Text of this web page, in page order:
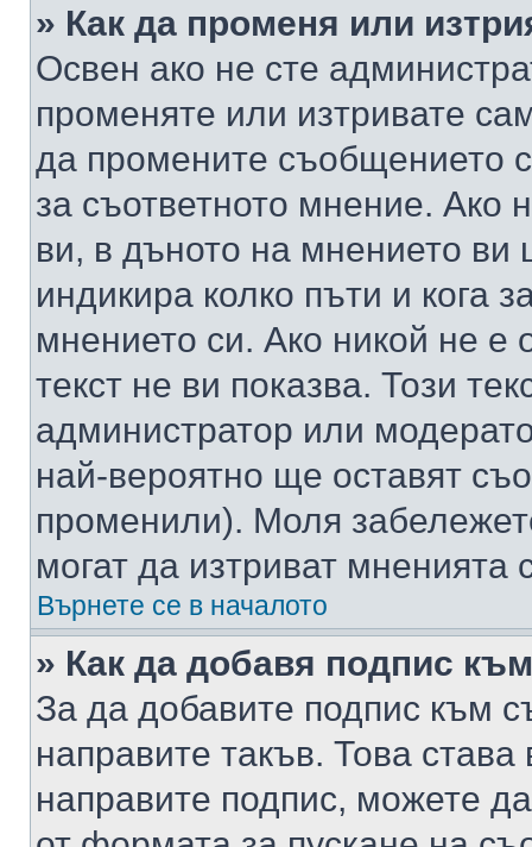
» Как да променя или
Освен ако не сте
променяте или изтривате
да промените съобщението
за съответното мнение. Ако
ви, в дъното на мнението ви
индикира колко пъти и кога
мнението си. Ако никой не е
текст не ви показва. Този
администратор или
най-вероятно ще оставят
променили). Моля
могат да изтриват мненията
Върнете се в началото
» Как да добавя подпис
За да добавите подпис към
направите такъв. Това
направите подпис, можете